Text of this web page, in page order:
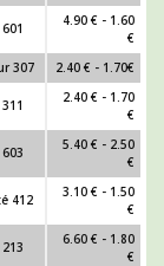
4.90 € - 1.60
€
307 2.40 € - 1.70€
2.40 € - 1.70
€
5.40 € - 2.50
€
412
3.10 € - 1.50
€
6.60 € - 1.80
€